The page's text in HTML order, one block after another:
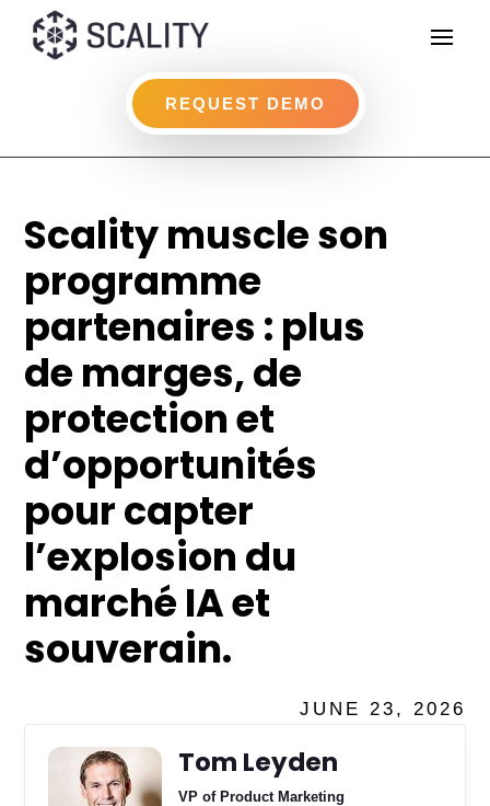
REQUEST DEMO
Scality muscle son
programme
partenaires : plus
de marges, de
protection et
d’opportunités
pour capter
l’explosion du
marché IA et
souverain.
JUNE 23, 2026
Tom Leyden
VP of Product Marketing